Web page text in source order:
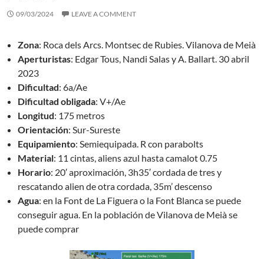
09/03/2024 LEAVE A COMMENT
Zona: Roca dels Arcs. Montsec de Rubies. Vilanova de Meià
Aperturistas: Edgar Tous, Nandi Salas y A. Ballart. 30 abril
2023
Dificultad: 6a/Ae
Dificultad obligada: V+/Ae
Longitud: 175 metros
Orientación: Sur-Sureste
Equipamiento: Semiequipada. R con parabolts
Material: 11 cintas, aliens azul hasta camalot 0.75
Horario: 20′ aproximación, 3h35′ cordada de tres y
rescatando alien de otra cordada, 35m’ descenso
Agua: en la Font de La Figuera o la Font Blanca se puede
conseguir agua. En la población de Vilanova de Meià se
puede comprar